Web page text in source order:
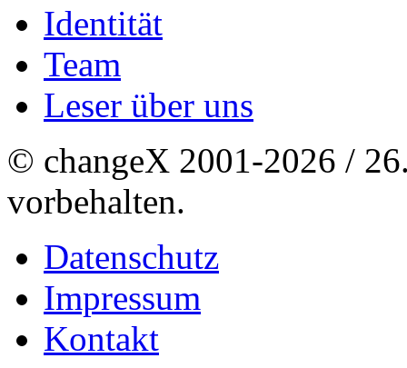
Identität
Team
Leser über uns
© changeX 2001-2026 /
vorbehalten.
Datenschutz
Impressum
Kontakt